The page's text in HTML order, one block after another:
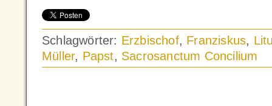
Schlagwörter: Erzbischof, Franziskus,
Müller, Papst, Sacrosanctum Concilium